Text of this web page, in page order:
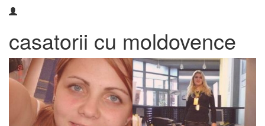
casatorii cu moldovence